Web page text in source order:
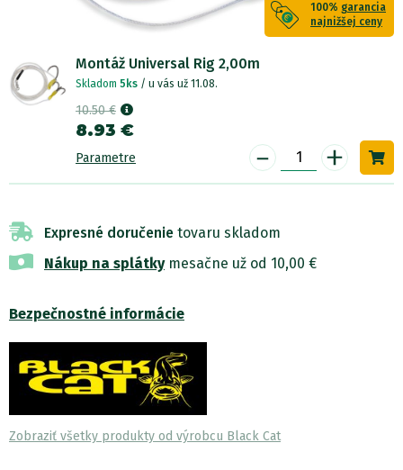
100% garancia
najnižšej ceny
Montáž Universal Rig 2,00m
Skladom 5ks / u vás už 11.08.
10.50 €
8.93 €
Parametre - +
Expresné doručenie tovaru skladom
Nákup na splátkymesačne už od 10,00 €
Bezpečnostné informácie
Zobraziť všetky produkty od výrobcu Black Cat